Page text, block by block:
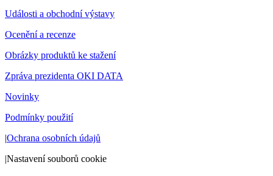
Události a obchodní výstavy
Ocenění a recenze
Obrázky produktů ke stažení
Zpráva prezidenta OKI DATA
Novinky
Podmínky použití
|Ochrana osobních údajů
|Nastavení souborů cookie